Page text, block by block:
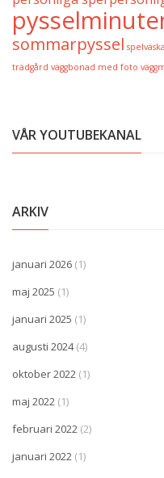
sommarpyssel spelväska
trädgård väggbonad med foto
VÅR YOUTUBEKANAL
ARKIV
januari 2026 (1)
maj 2025 (1)
januari 2025 (1)
augusti 2024(4)
oktober 2022 (1)
maj 2022 (1)
februari 2022 (2)
januari 2022 (1)